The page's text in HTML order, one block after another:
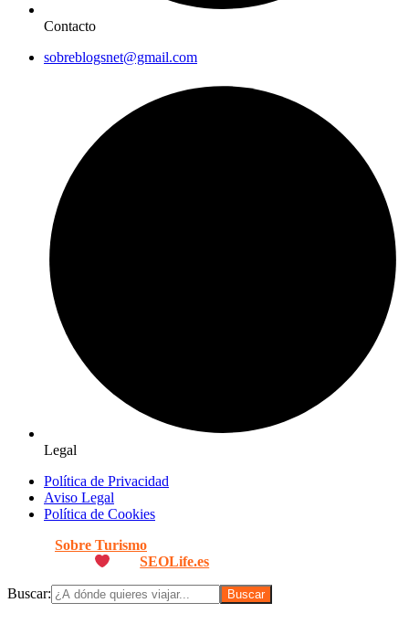
Contacto
sobreblogsnet@gmail.com
Legal
Política de Privacidad
Aviso Legal
Política de Cookies
Sobre Turismo
porSEOLife.es
Buscar: